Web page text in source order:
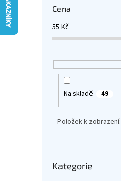
Cena
55 Kč
Na skladě 49
Položek k zobrazení:
kategorie
Kategorie